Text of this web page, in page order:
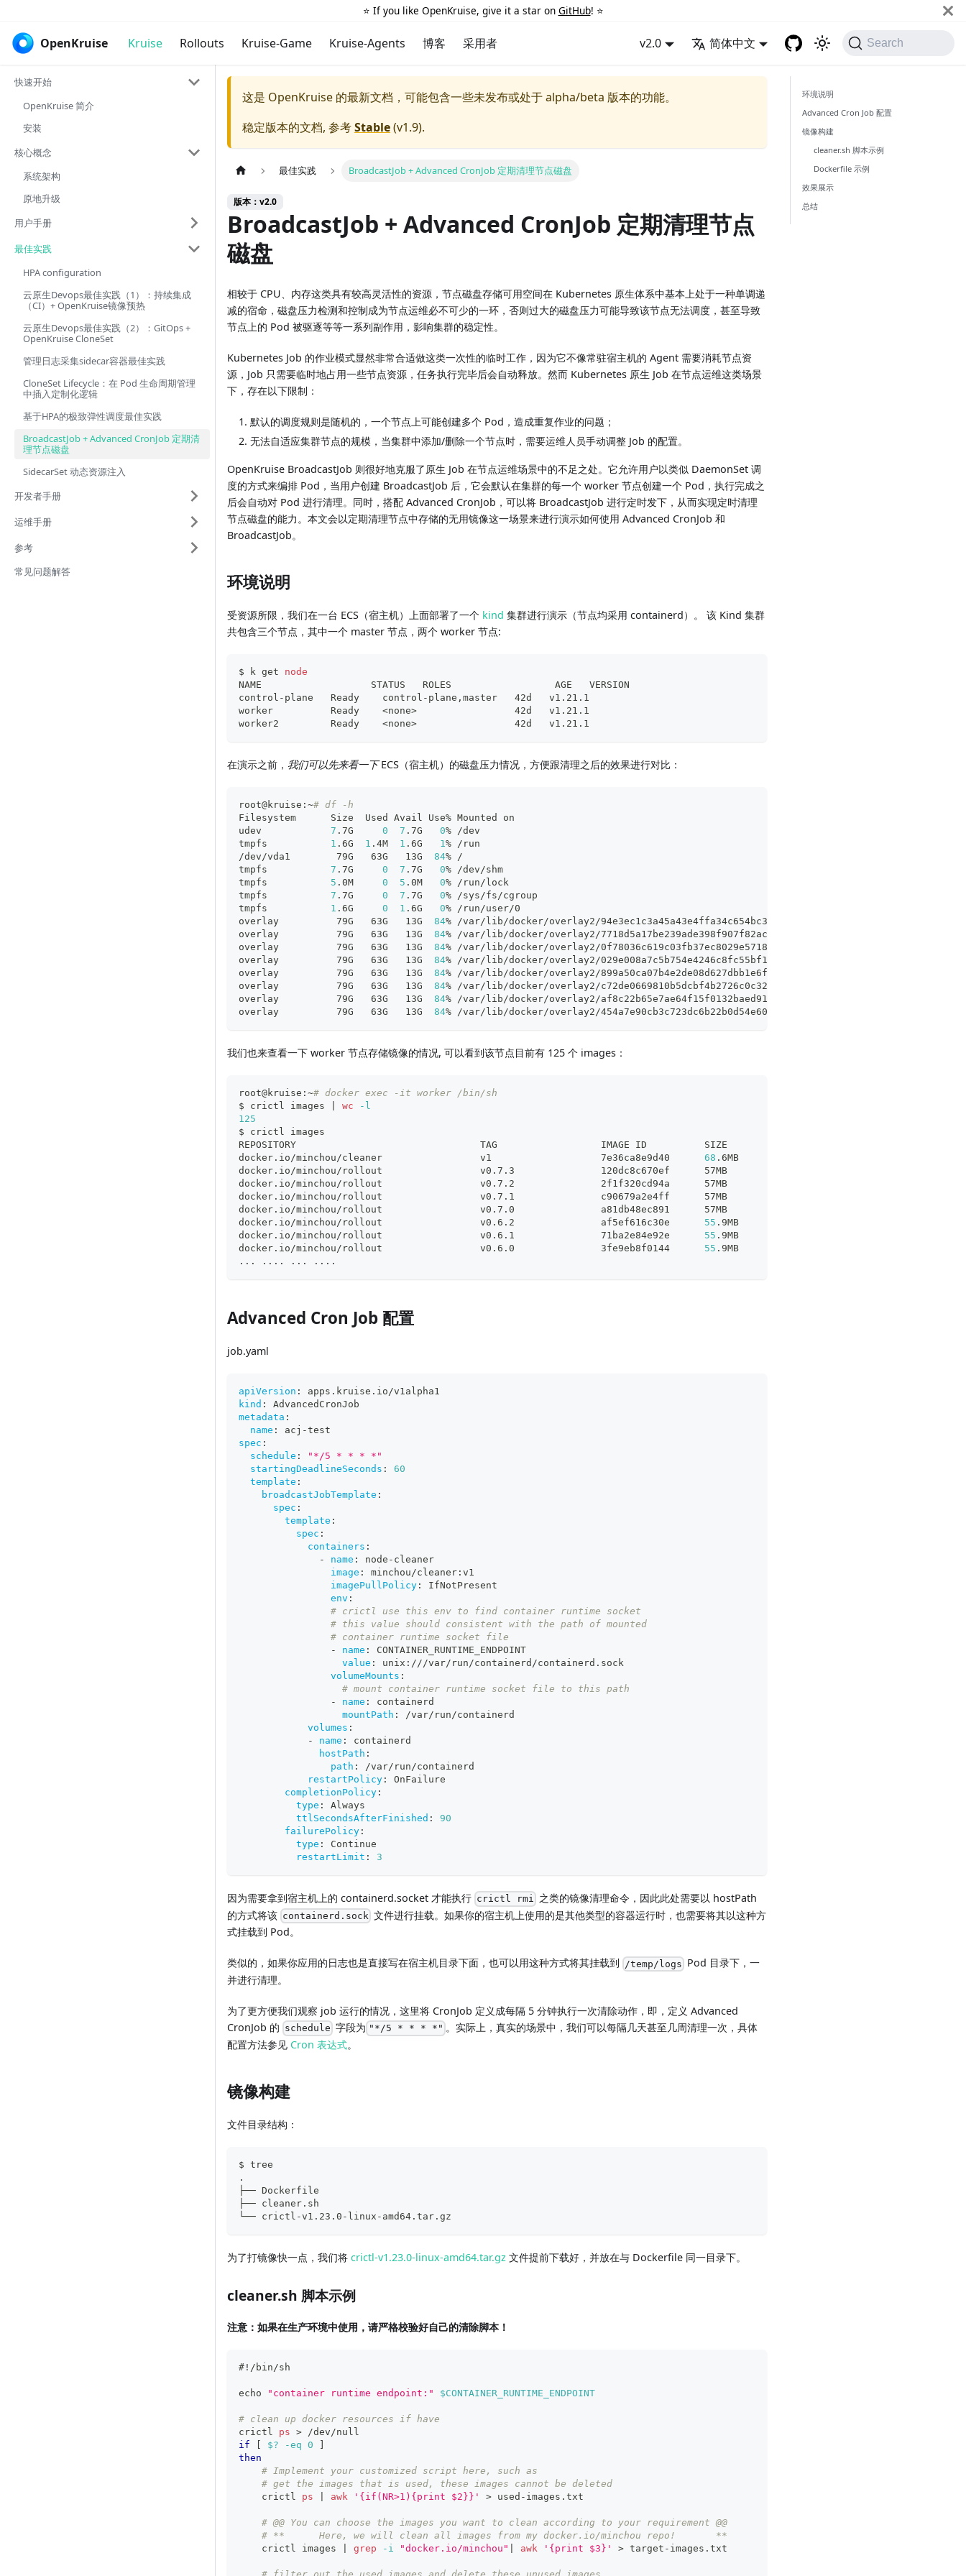
⭐️ If you like OpenKruise, give it a star on GitHub! ⭐️
OpenKruise Kruise Rollouts Kruise-Game Kruise-Agents 博客 采用者 v2.0 简体中文 Search
快速开始
OpenKruise 简介
安装
核心概念
系统架构
原地升级
用户手册
最佳实践
HPA configuration
云原生Devops最佳实践（1）：持续集成
（CI）+ OpenKruise镜像预热
云原生Devops最佳实践（2）：GitOps +
OpenKruise CloneSet
管理日志采集sidecar容器最佳实践
CloneSet Lifecycle：在 Pod 生命周期管理
中插入定制化逻辑
基于HPA的极致弹性调度最佳实践
BroadcastJob + Advanced CronJob 定期清
理节点磁盘
SidecarSet 动态资源注入
开发者手册
运维手册
参考
常见问题解答
这是 OpenKruise 的最新文档，可能包含一些未发布或处于 alpha/beta 版本的功能。
稳定版本的文档, 参考Stable(v1.9).
最佳实践 BroadcastJob + Advanced CronJob 定期清理节点磁盘
版本：v2.0
BroadcastJob + Advanced CronJob 定期清理节点
磁盘
相较于 CPU、内存这类具有较高灵活性的资源，节点磁盘存储可用空间在 Kubernetes 原生体系中基本上处于一种单调递
减的宿命，磁盘压力检测和控制成为节点运维必不可少的一环，否则过大的磁盘压力可能导致该节点无法调度，甚至导致
节点上的 Pod 被驱逐等等一系列副作用，影响集群的稳定性。
Kubernetes Job 的作业模式显然非常合适做这类一次性的临时工作，因为它不像常驻宿主机的 Agent 需要消耗节点资
源，Job 只需要临时地占用一些节点资源，任务执行完毕后会自动释放。然而 Kubernetes 原生 Job 在节点运维这类场景
下，存在以下限制：
默认的调度规则是随机的，一个节点上可能创建多个 Pod，造成重复作业的问题；
无法自适应集群节点的规模，当集群中添加/删除一个节点时，需要运维人员手动调整 Job 的配置。
OpenKruise BroadcastJob 则很好地克服了原生 Job 在节点运维场景中的不足之处。它允许用户以类似 DaemonSet 调
度的方式来编排 Pod，当用户创建 BroadcastJob 后，它会默认在集群的每一个 worker 节点创建一个 Pod，执行完成之
后会自动对 Pod 进行清理。同时，搭配 Advanced CronJob，可以将 BroadcastJob 进行定时发下，从而实现定时清理
节点磁盘的能力。本文会以定期清理节点中存储的无用镜像这一场景来进行演示如何使用 Advanced CronJob 和
BroadcastJob。
环境说明
受资源所限，我们在一台 ECS（宿主机）上面部署了一个 kind 集群进行演示（节点均采用 containerd）。 该 Kind 集群
共包含三个节点，其中一个 master 节点，两个 worker 节点:
$ k get node
NAME                   STATUS   ROLES                  AGE   VERSION
control-plane   Ready    control-plane,master   42d   v1.21.1
worker          Ready <none>
                 42d   v1.21.1
worker2         Ready <none>
                 42d   v1.21.1
在演示之前， 我们可以先来看一下ECS（宿主机）的磁盘压力情况，方便跟清理之后的效果进行对比：
root@kruise:~# df -h
Filesystem      Size  Used Avail Use% Mounted on
udev 7 .7G 0 7 .7G 0% /dev
tmpfs 1 .6G 1 .4M 1 .6G 1% /run
/dev/vda1        79G   63G   13G 84% /
tmpfs 7 .7G 0 7 .7G 0% /dev/shm
tmpfs 5 .0M 0 5 .0M 0% /run/lock
tmpfs 7 .7G 0 7 .7G 0% /sys/fs/cgroup
tmpfs 1 .6G 0 1 .6G 0% /run/user/0
overlay          79G   63G   13G 84% /var/lib/docker/overlay2/
overlay          79G   63G   13G 84% /var/lib/docker/overlay2/
overlay          79G   63G   13G 84% /var/lib/docker/overlay2/
overlay          79G   63G   13G 84% /var/lib/docker/overlay2/
overlay          79G   63G   13G 84% /var/lib/docker/overlay2/
overlay          79G   63G   13G 84% /var/lib/docker/overlay2/
overlay          79G   63G   13G 84% /var/lib/docker/overlay2/
overlay          79G   63G   13G 84% /var/lib/docker/overlay2/
我们也来查看一下 worker 节点存储镜像的情况, 可以看到该节点目前有 125 个 images：
root@kruise:~# docker exec -it worker /bin/sh
$ crictl images
wc
-l
125
$ crictl images
REPOSITORY                                TAG                  IMAGE ID          SIZE
docker.io/minchou/cleaner                 v1                   7e36ca8e9d40 68 .6MB
docker.io/minchou/rollout                 v0.7.3               120dc8c670ef      57MB
docker.io/minchou/rollout                 v0.7.2               2f1f320cd94a      57MB
docker.io/minchou/rollout                 v0.7.1               c90679a2e4ff      57MB
docker.io/minchou/rollout                 v0.7.0               a81db48ec891      57MB
docker.io/minchou/rollout                 v0.6.2               af5ef616c30e 55 .9MB
docker.io/minchou/rollout                 v0.6.1               71ba2e84e92e 55 .9MB
docker.io/minchou/rollout                 v0.6.0               3fe9eb8f0144 55 .9MB
.. . .. .. .. . .. ..
Advanced Cron Job 配置
job.yaml
apiVersion :
apps.kruise.io/v1alpha1
kind :
AdvancedCronJob
metadata :
name : acj -test
spec :
schedule :
"*/5 * * * *"
startingDeadlineSeconds :
60
template :
broadcastJobTemplate :
spec :
template :
spec :
containers :
-
name : node - cleaner
image : minchou/cleaner : v1
imagePullPolicy :
IfNotPresent
env :
# crictl use this env to find container runtime socket
# this value should consistent with the path of mounted
# container runtime socket file
-
name :
CONTAINER_RUNTIME_ENDPOINT
value : unix : ///var/run/containerd/containerd.sock
volumeMounts :
# mount container runtime socket file to this path
-
name :
containerd
mountPath :
/var/run/containerd
volumes :
-
name :
containerd
hostPath :
path :
/var/run/containerd
restartPolicy :
OnFailure
completionPolicy :
type :
Always
ttlSecondsAfterFinished :
90
failurePolicy :
type :
Continue
restartLimit : 3
因为需要拿到宿主机上的 containerd.socket 才能执行 crictl rmi 之类的镜像清理命令，因此此处需要以 hostPath
的方式将该 containerd.sock 文件进行挂载。如果你的宿主机上使用的是其他类型的容器运行时，也需要将其以这种方
式挂载到 Pod。
类似的，如果你应用的日志也是直接写在宿主机目录下面，也可以用这种方式将其挂载到 /temp/logs Pod 目录下，一
并进行清理。
为了更方便我们观察 job 运行的情况，这里将 CronJob 定义成每隔 5 分钟执行一次清除动作，即，定义 Advanced
CronJob 的 schedule 字段为 "*/5 * * * *" 。实际上，真实的场景中，我们可以每隔几天甚至几周清理一次，具体
配置方法参见 Cron 表达式。
镜像构建
文件目录结构：
$ tree
.
├── Dockerfile
├── cleaner.sh
└── crictl-v1.23.0-linux-amd64.tar.gz
为了打镜像快一点，我们将 crictl-v1.23.0-linux-amd64.tar.gz 文件提前下载好，并放在与 Dockerfile 同一目录下。
cleaner.sh 脚本示例
注意：如果在生产环境中使用，请严格校验好自己的清除脚本！
#!/bin/sh
echo "container runtime endpoint:" $CONTAINER_RUNTIME_ENDPOINT
# clean up docker resources if have
crictl ps > /dev/null
if
[ $? -eq 0
]
then
# Implement your customized script here, such as
# get the images that is used, these images cannot be deleted
    crictl
ps awk '{if(NR>1){print $2}}' > used-images.txt
# @@ You can choose the images you want to clean according to your requirement @@
# **      Here, we will clean all images from my docker.io/minchou repo!       **
    crictl images
grep -i "docker.io/minchou" awk '{print $3}' > target-images.txt
环境说明
Advanced Cron Job 配置
镜像构建
cleaner.sh 脚本示例
Dockerfile 示例
效果展示
总结